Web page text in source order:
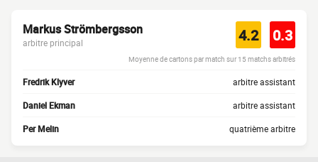
Markus Strömbergsson
arbitre principal 4.2 0.3
Moyenne de cartons par match sur 15 matchs arbitrés
Fredrik Klyver arbitre assistant
Daniel Ekman arbitre assistant
Per Melin quatrième arbitre